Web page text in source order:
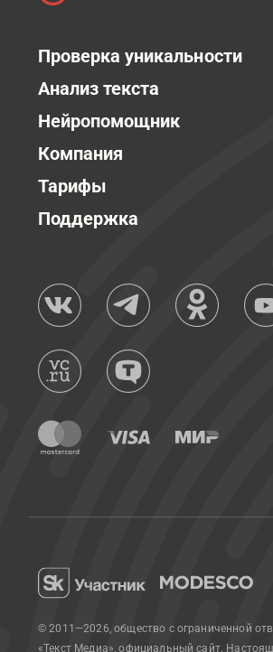
Проверка уникальности
Анализ текста
Нейропомощник
Компания
Тарифы
Поддержка
© 2011—2026, общество с ограниченной
«Текст Медиа», официальный сайт.